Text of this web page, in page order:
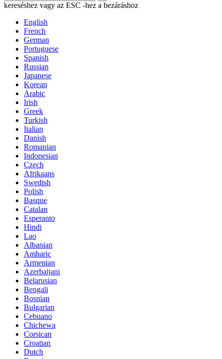
kereséshez vagy az ESC -hez a bezáráshoz
English
French
German
Portuguese
Spanish
Russian
Japanese
Korean
Arabic
Irish
Greek
Turkish
Italian
Danish
Romanian
Indonesian
Czech
Afrikaans
Swedish
Polish
Basque
Catalan
Esperanto
Hindi
Lao
Albanian
Amharic
Armenian
Azerbaijani
Belarusian
Bengali
Bosnian
Bulgarian
Cebuano
Chichewa
Corsican
Croatian
Dutch